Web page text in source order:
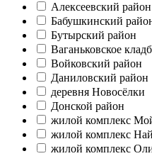
Алексеевский район
Бабушкинский
Бутырский район
Ваганьковское
Войковский район
Даниловский район
деревня Новосёлки
Донской район
жилой комплекс
жилой комплекс
жилой комплекс